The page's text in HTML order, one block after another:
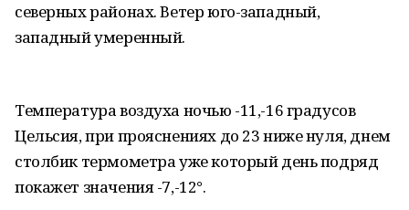
северных районах. Ветер юго-западный,
западный умеренный.
Температура воздуха ночью -11,-16 градусов
Цельсия, при прояснениях до 23 ниже нуля, днем
столбик термометра уже который день подряд
покажет значения -7,-12°.